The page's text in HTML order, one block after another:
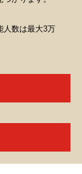
人数は最大3万